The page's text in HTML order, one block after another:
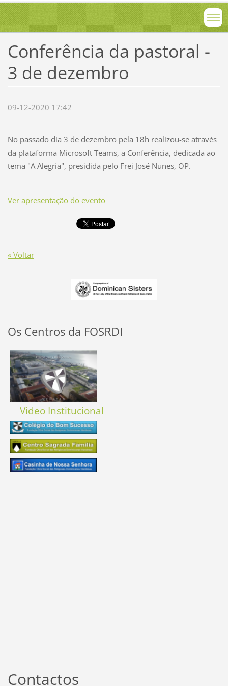
Conferência da pastoral -
3 de dezembro
09-12-2020 17:42
No passado dia 3 de dezembro pela 18h realizou-se através
da plataforma Microsoft Teams, a Conferência, dedicada ao
tema "A Alegria", presidida pelo Frei José Nunes, OP.
Ver apresentação do evento
« Voltar
Os Centros da FOSRDI
Video Institucional
Contactos